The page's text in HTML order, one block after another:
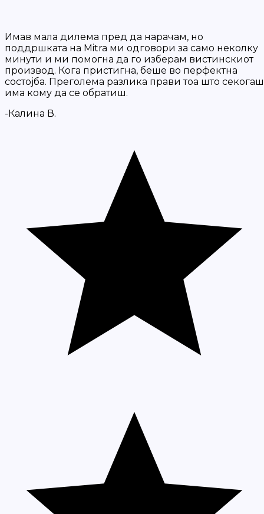
Имав мала дилема пред да нарачам, но
поддршката на Mitra ми одговори за само неколку
минути и ми помогна да го изберам вистинскиот
производ. Кога пристигна, беше во перфектна
состојба. Преголема разлика прави тоа што секогаш
има кому да се обратиш.
-Калина В.